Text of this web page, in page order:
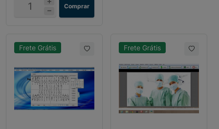
Comprar
Frete Grátis Frete Grátis